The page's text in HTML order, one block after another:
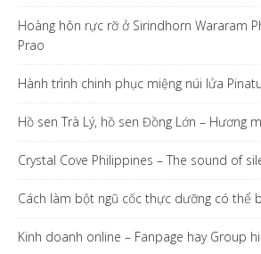
Hoàng hôn rực rỡ ở Sirindhorn Wararam
Prao
Hành trình chinh phục miệng núi lửa
Hồ sen Trà Lý, hồ sen Đồng Lớn – Hương
Crystal Cove Philippines – The sound of
Cách làm bột ngũ cốc thực dưỡng có thể
Kinh doanh online – Fanpage hay Group